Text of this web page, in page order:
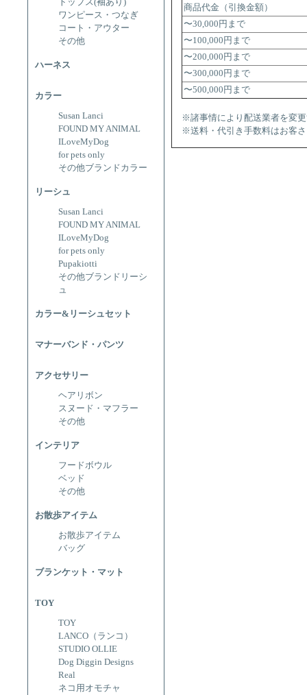
ワンピース・つなぎ
コート・アウター
その他
ハーネス
カラー
Susan Lanci
FOUND MY ANIMAL
ILoveMyDog
for pets only
その他ブランドカラー
リーシュ
Susan Lanci
FOUND MY ANIMAL
ILoveMyDog
for pets only
Pupakiotti
その他ブランドリーシ
ュ
カラー&リーシュセット
マナーバンド・パンツ
アクセサリー
ヘアリボン
スヌード・マフラー
その他
インテリア
フードボウル
ベッド
その他
お散歩アイテム
お散歩アイテム
バッグ
ブランケット・マット
TOY
TOY
LANCO（ランコ）
STUDIO OLLIE
Dog Diggin Designs
Real
ネコ用オモチャ
商品代金（引換金額）
〜30,000円まで
〜100,000円まで
〜200,000円まで
〜300,000円まで
〜500,000円まで
※諸事情により配送業者を変
※送料・代引き手数料はお客